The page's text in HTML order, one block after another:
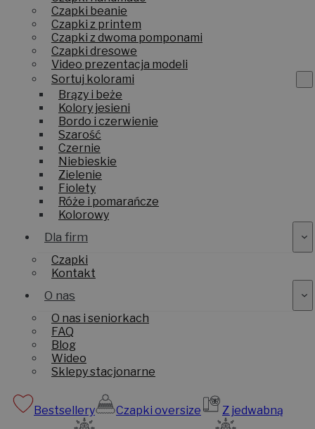
Czapki beanie
Czapki z printem
Czapki z dwoma pomponami
Czapki dresowe
Video prezentacja modeli
Sortuj kolorami
Brązy i beże
Kolory jesieni
Bordo i czerwienie
Szarość
Czernie
Niebieskie
Zielenie
Fiolety
Róże i pomarańcze
Kolorowy
Dla firm
Czapki
Kontakt
O nas
O nas i seniorkach
FAQ
Blog
Wideo
Sklepy stacjonarne
Bestsellery Czapki oversize
Z jedwabną